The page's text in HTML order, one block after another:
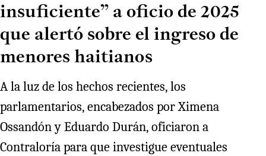
insuficiente” a oficio de 2025
que alertó sobre el ingreso de
menores haitianos
A la luz de los hechos recientes, los
parlamentarios, encabezados por Ximena
Ossandón y Eduardo Durán, oficiaron a
Contraloría para que investigue eventuales